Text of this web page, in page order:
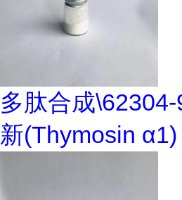
多肽合成
新(Thymosin α1)